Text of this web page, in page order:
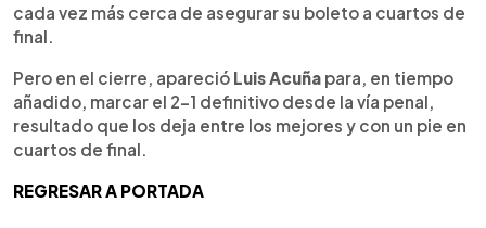
cada vez más cerca de asegurar su boleto a cuartos de
final.
Pero en el cierre, apareció Luis Acuña para, en tiempo
añadido, marcar el 2-1 definitivo desde la vía penal,
resultado que los deja entre los mejores y con un pie en
cuartos de final.
REGRESAR A PORTADA